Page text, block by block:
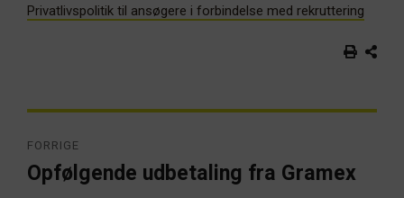
Privatlivspolitik til ansøgere i forbindelse med rekruttering
FORRIGE
Forrige
artikel:
Opfølgende udbetaling fra Gramex